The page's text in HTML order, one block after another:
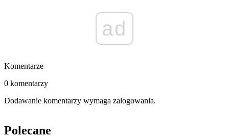
ad
Komentarze
0 komentarzy
Dodawanie komentarzy wymaga zalogowania.
Polecane